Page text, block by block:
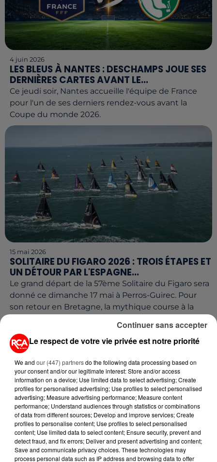
4 juin 2026
LES BLEUS À NANTES : DESCHAMPS JOUE SES
DERNIÈRES CARTES AVANT LE...
Ce jeudi soir, Nantes accueille l'équipe de France
pour l'un de ses derniers rendez-vous avant la
Coupe du monde 2026.
15 mai 2026
SOLITAIRE DU FIGARO 2026 : TROIS ÉTAPES ET
UN DÉTOUR PAR L'ESPAGNE...
Le grand départ de la 57ème Solitaire du Figaro sera
donné ce dimanche 17 mai à Perros-Guirec. Pour
son retour en Bretagne, la mythique course à la
7 mai 2026
Le respect de votre vie privée est notre priorité
We and our (447) partnersdo the following data processing based on
your consent and/or our legitimate interest: Store and/or access
information on a device; Use limited data to select advertising; Create
profiles for personalised advertising; Use profiles to select personalised
advertising; Measure advertising performance; Measure content
performance; Understand audiences through statistics or combinations
of data from different sources; Develop and improve services; Create
profiles to personalise content; Use profiles to select personalised
content; Use limited data to select content; Ensure security, prevent and
detect fraud, and fix errors; Deliver and present advertising and content;
Save and communicate privacy choices. These technologies may
process personal data such as IP address and browsing data to offer
Continuer sans accepter